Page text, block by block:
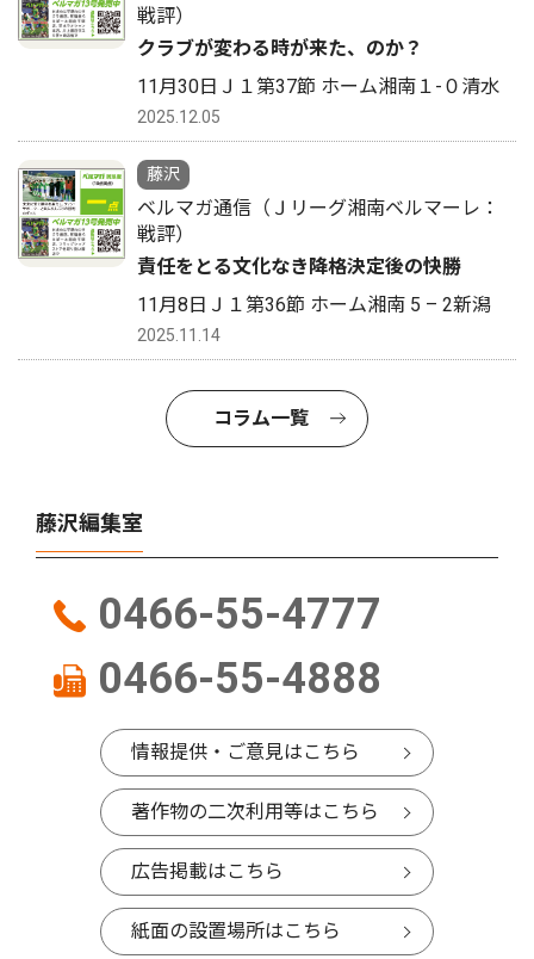
戦評）
クラブが変わる時が来た、のか？
11月30日Ｊ１第37節 ホーム湘南１-０清水
2025.12.05
藤沢
ベルマガ通信（Ｊリーグ湘南ベルマーレ：
戦評）
責任をとる文化なき降格決定後の快勝
11月8日Ｊ１第36節 ホーム湘南 5 – 2新潟
2025.11.14
コラム一覧
藤沢編集室
0466-55-4777
0466-55-4888
情報提供・ご意見はこちら
著作物の二次利用等はこちら
広告掲載はこちら
紙面の設置場所はこちら